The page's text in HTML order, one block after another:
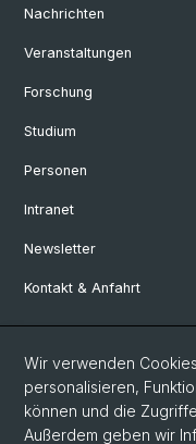
Nachrichten
Veranstaltungen
Forschung
Studium
Personen
Intranet
Newsletter
Kontakt & Anfahrt
Social Media
Facebook
Wir verwenden
personalisieren,
können und die
Außerdem geben wir